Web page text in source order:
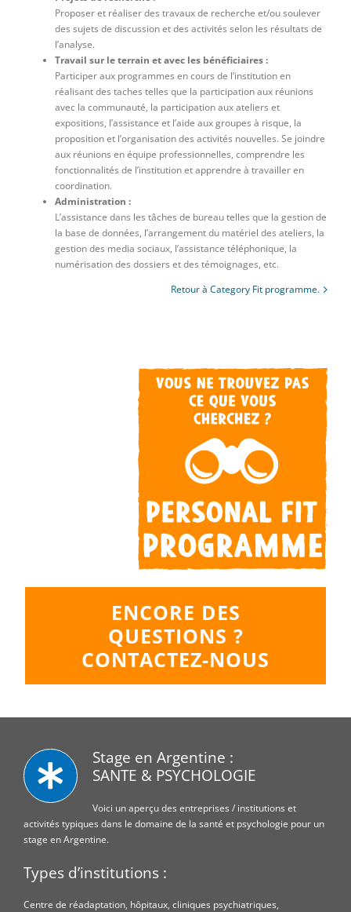
Proposer et réaliser des travaux de recherche et/ou soulever
des sujets de discussion et des activités selon les résultats de
l’analyse.
Travail sur le terrain et avec les bénéficiaires :
Participer aux programmes en cours de l’institution en
réalisant des taches telles que la participation aux réunions
avec la communauté, la participation aux ateliers et
expositions, l’assistance et l’aide aux groupes à risque, la
proposition et l’organisation des activités nouvelles. Se joindre
aux réunions en équipe professionnelles, comprendre les
fonctionnalités de l’institution et apprendre à travailler en
coordination.
Administration :
L’assistance dans les tâches de bureau telles que la gestion de
la base de données, l’arrangement du matériel des ateliers, la
gestion des media sociaux, l’assistance téléphonique, la
numérisation des dossiers et des témoignages, etc.
Retour à Category Fit programme.
ENCORE DES
QUESTIONS ?
CONTACTEZ-NOUS
Stage en Argentine :
SANTE & PSYCHOLOGIE
Voici un aperçu des entreprises / institutions et
activités typiques dans le domaine de la santé et psychologie pour un
stage en Argentine.
Types d’institutions :
Centre de réadaptation, hôpitaux, cliniques psychiatriques,